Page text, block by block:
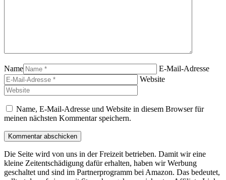
Name
E-Mail-Adresse
Website
Name, E-Mail-Adresse und Website in diesem Browser für
meinen nächsten Kommentar speichern.
Die Seite wird von uns in der Freizeit betrieben. Damit wir eine
kleine Zeitentschädigung dafür erhalten, haben wir Werbung
geschaltet und sind im Partnerprogramm bei Amazon. Das bedeutet,